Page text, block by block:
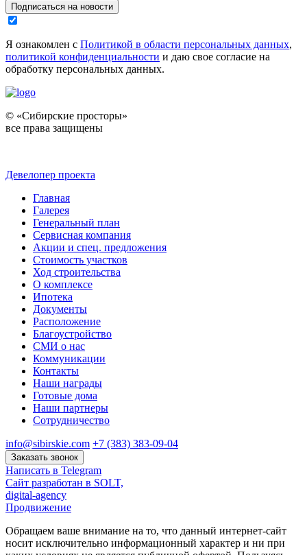
Подписаться на новости
Я ознакомлен с Политикой в области персональных данных,
политикой конфиденциальности и даю свое согласие на
обработку персональных данных.
© «Сибирские просторы»
все права защищены
Девелопер проекта
Главная
Галерея
Генеральный план
Сервисная компания
Акции и спец. предложения
Стоимость участков
Ход строительства
О комплексе
Ипотека
Документы
Расположение
Благоустройство
СМИ о нас
Коммуникации
Контакты
Наши награды
Готовые дома
Наши партнеры
Сотрудничество
info@sibirskie.com +7 (383) 383-09-04
Заказать звонок
Написать в Telegram
Сайт разработан в SOLT,
digital-agency
Продвижение
Обращаем ваше внимание на то, что данный интернет-сайт
носит исключительно информационный характер и ни при